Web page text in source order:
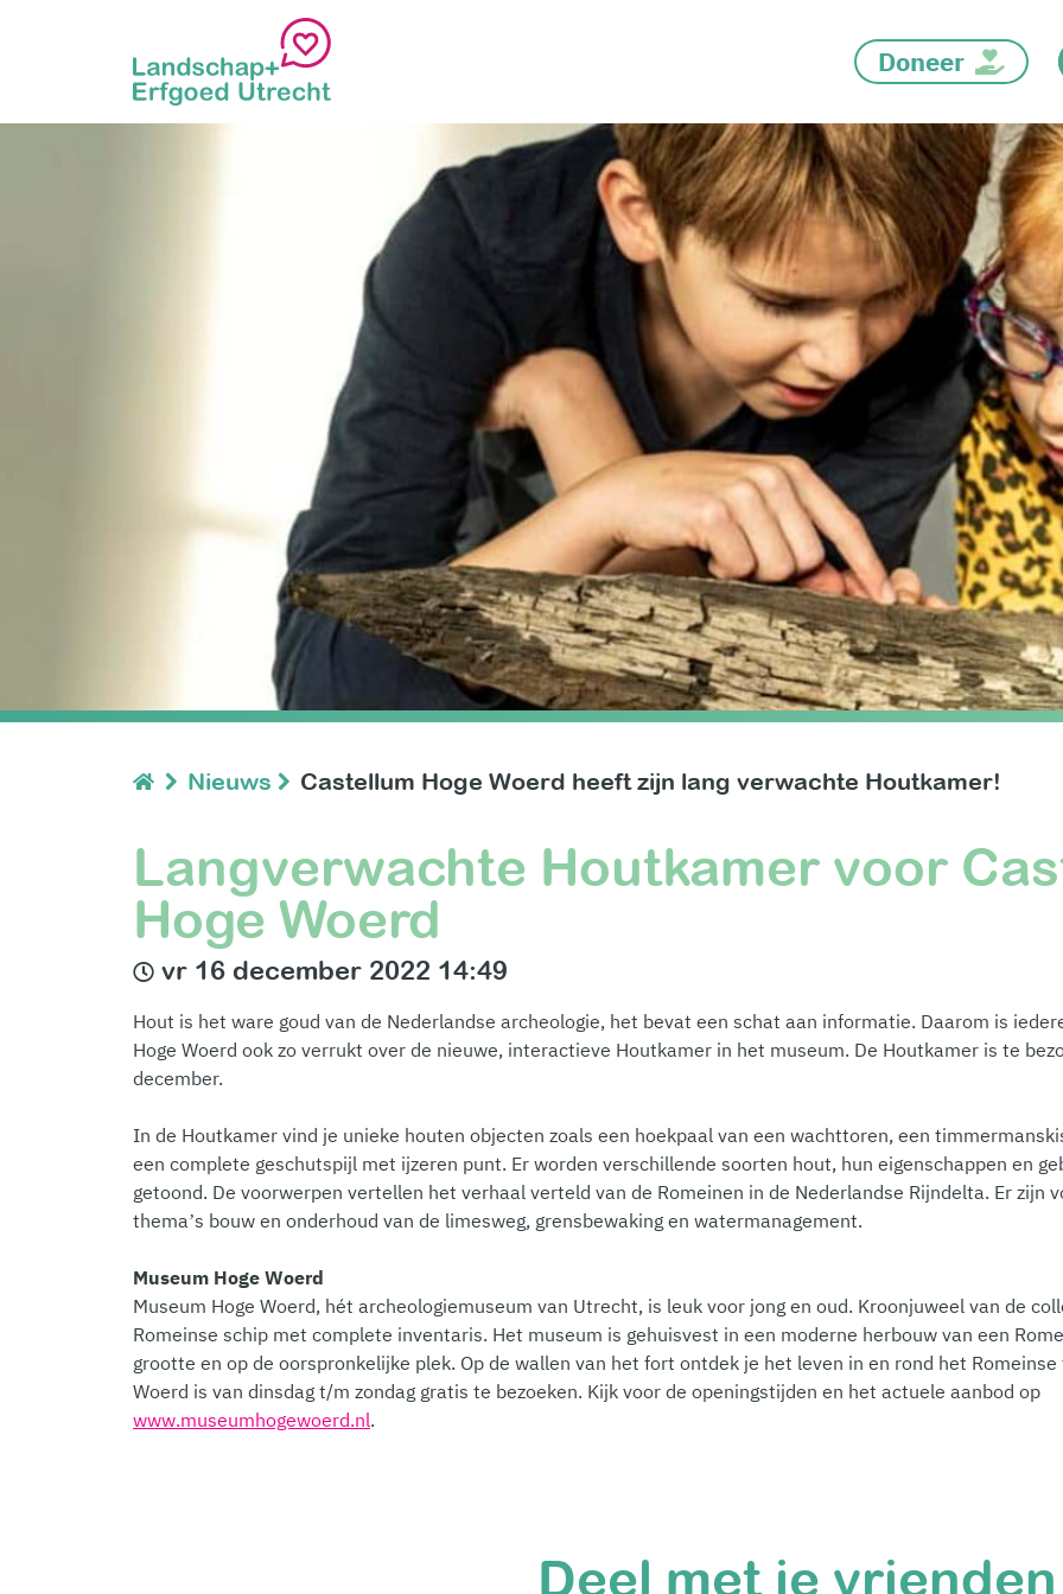
Doneer
Nieuws Castellum Hoge Woerd heeft zijn lang verwachte Houtkamer!
Langverwachte Houtkamer voor
Hoge Woerd
vr 16 december 2022 14:49
Hout is het ware goud van de Nederlandse archeologie, het bevat een schat aan informatie. Daarom is
Hoge Woerd ook zo verrukt over de nieuwe, interactieve Houtkamer in het museum. De Houtkamer is te
december.
In de Houtkamer vind je unieke houten objecten zoals een hoekpaal van een wachttoren, een
een complete geschutspijl met ijzeren punt. Er worden verschillende soorten hout, hun eigenschappen en
getoond. De voorwerpen vertellen het verhaal verteld van de Romeinen in de Nederlandse Rijndelta. Er zijn
thema’s bouw en onderhoud van de limesweg, grensbewaking en watermanagement.
Museum Hoge Woerd
Museum Hoge Woerd, hét archeologiemuseum van Utrecht, is leuk voor jong en oud. Kroonjuweel van de
Romeinse schip met complete inventaris. Het museum is gehuisvest in een moderne herbouw van een
grootte en op de oorspronkelijke plek. Op de wallen van het fort ontdek je het leven in en rond het
Woerd is van dinsdag t/m zondag gratis te bezoeken. Kijk voor de openingstijden en het actuele aanbod op
www.museumhogewoerd.nl.
Deel met je vrienden